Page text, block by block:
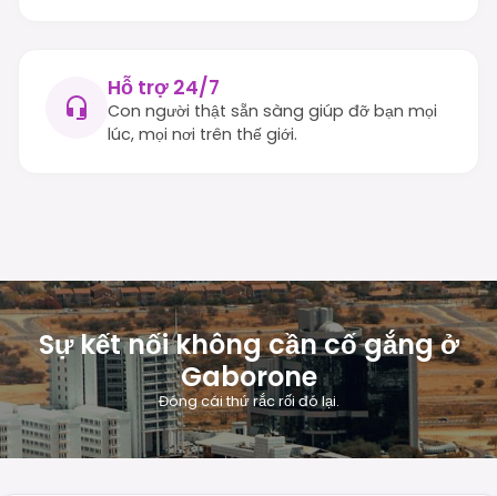
Hỗ trợ 24/7
Con người thật sẵn sàng giúp đỡ bạn mọi
lúc, mọi nơi trên thế giới.
Sự kết nối không cần cố gắng ở
Gaborone
Đóng cái thứ rắc rối đó lại.